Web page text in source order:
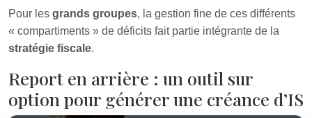
Pour les grands groupes, la gestion fine de ces différents
« compartiments » de déficits fait partie intégrante de la
stratégie fiscale.
Report en arrière : un outil sur
option pour générer une créance d’IS